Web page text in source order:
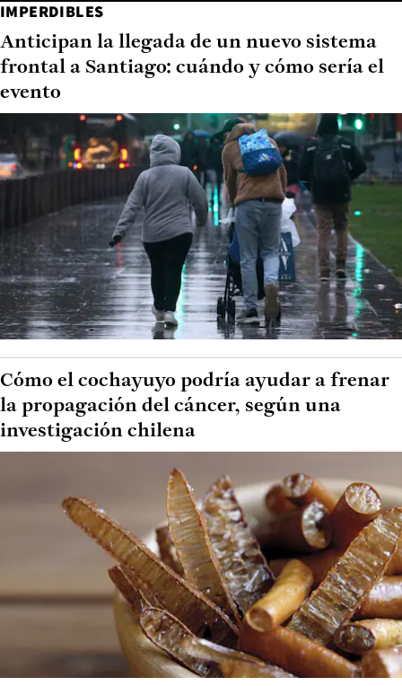
IMPERDIBLES
Anticipan la llegada de un nuevo sistema
frontal a Santiago: cuándo y cómo sería el
evento
Cómo el cochayuyo podría ayudar a frenar
la propagación del cáncer, según una
investigación chilena